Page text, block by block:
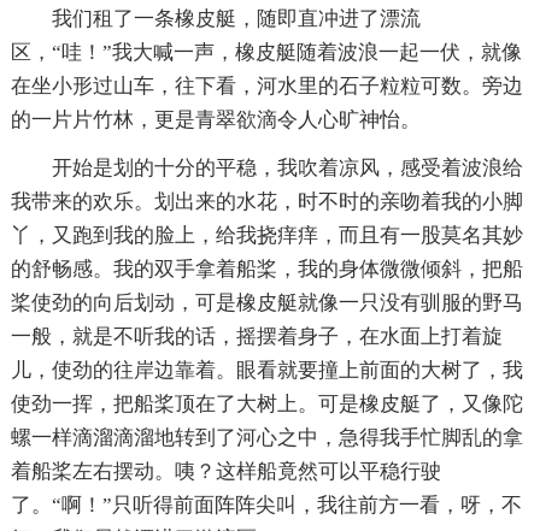
我们租了一条橡皮艇，随即直冲进了漂流
区，“哇！”我大喊一声，橡皮艇随着波浪一起一伏，就像
在坐小形过山车，往下看，河水里的石子粒粒可数。旁边
的一片片竹林，更是青翠欲滴令人心旷神怡。
开始是划的十分的平稳，我吹着凉风，感受着波浪给
我带来的欢乐。划出来的水花，时不时的亲吻着我的小脚
丫，又跑到我的脸上，给我挠痒痒，而且有一股莫名其妙
的舒畅感。我的双手拿着船桨，我的身体微微倾斜，把船
桨使劲的向后划动，可是橡皮艇就像一只没有驯服的野马
一般，就是不听我的话，摇摆着身子，在水面上打着旋
儿，使劲的往岸边靠着。眼看就要撞上前面的大树了，我
使劲一挥，把船桨顶在了大树上。可是橡皮艇了，又像陀
螺一样滴溜滴溜地转到了河心之中，急得我手忙脚乱的拿
着船桨左右摆动。咦？这样船竟然可以平稳行驶
了。“啊！”只听得前面阵阵尖叫，我往前方一看，呀，不